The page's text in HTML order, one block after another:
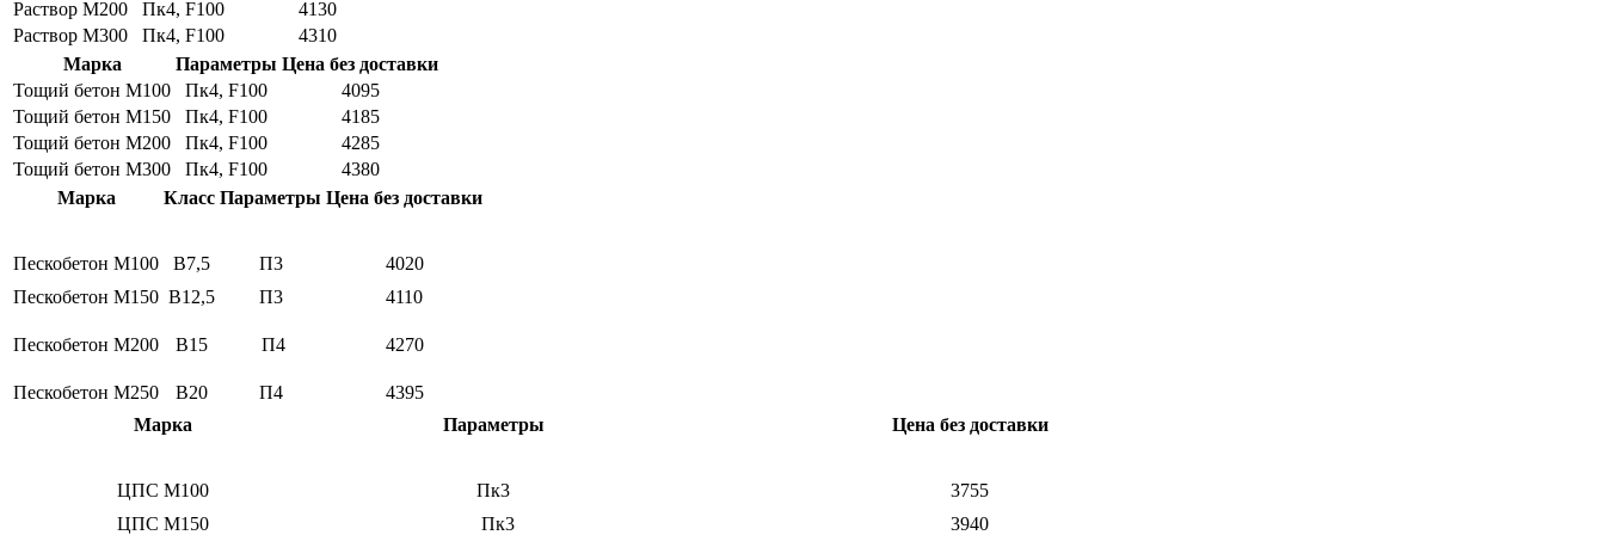
Раствор M200
Пк4, F100
4130
Раствор M300
Пк4, F100
4310
Марка
Параметры Цена без доставки
Тощий бетон M100
Пк4, F100
4095
Тощий бетон M150
Пк4, F100
4185
Тощий бетон M200
Пк4, F100
4285
Тощий бетон M300
Пк4, F100
4380
Марка
Класс Параметры Цена без доставки
Пескобетон M100 В7,5 П3
4020
Пескобетон M150 В12,5 П3 4110
Пескобетон M200 В15 П4 4270
Пескобетон M250 В20 П4
4395
Марка
Параметры Цена без доставки
ЦПС M100 Пк3
3755
ЦПС M150
Пк3 3940